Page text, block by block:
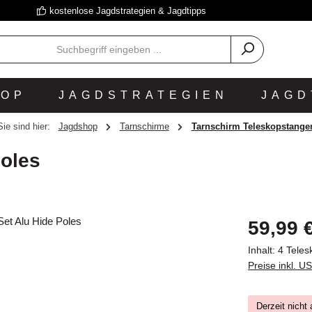
kostenlose Jagdstrategien & Jagdtipps
JAGDSTRATEGIEN
sind hier: Jagdshop Tarnschirme Tarnschirm
Regulärer
59,99
Inhalt: 4
Preise inkl.
Derzeit nicht